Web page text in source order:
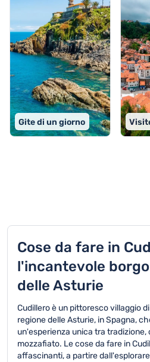
Gite di un giorno
Cose da fare in
l'incantevole
delle Asturie
Cudillero è un pittoresco villaggio
regione delle Asturie, in Spagna,
un'esperienza unica tra tradizione,
mozzafiato. Le cose da fare in
affascinanti, a partire